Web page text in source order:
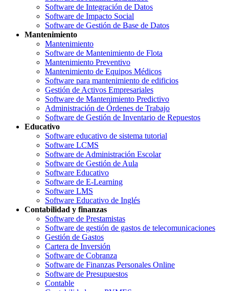
Software de Integración de Datos
Software de Impacto Social
Software de Gestión de Base de Datos
Mantenimiento
Mantenimiento
Software de Mantenimiento de Flota
Mantenimiento Preventivo
Mantenimiento de Equipos Médicos
Software para mantenimiento de edificios
Gestión de Activos Empresariales
Software de Mantenimiento Predictivo
Administración de Órdenes de Trabajo
Software de Gestión de Inventario de Repuestos
Educativo
Software educativo de sistema tutorial
Software LCMS
Software de Administración Escolar
Software de Gestión de Aula
Software Educativo
Software de E-Learning
Software LMS
Software Educativo de Inglés
Contabilidad y finanzas
Software de Prestamistas
Software de gestión de gastos de telecomunicaciones
Gestión de Gastos
Cartera de Inversión
Software de Cobranza
Software de Finanzas Personales Online
Software de Presupuestos
Contable